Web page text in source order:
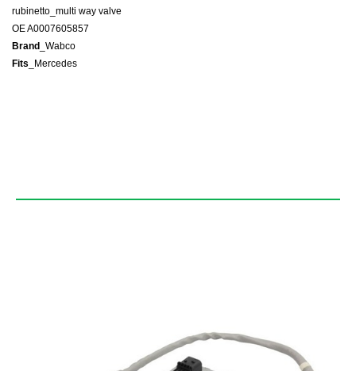
rubinetto_multi way valve
OE A0007605857
Brand
_Wabco
Fits _Mercedes